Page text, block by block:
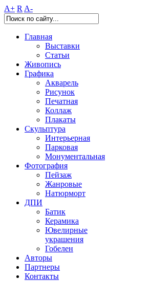
A+ R A-
Главная
Выставки
Статьи
Живопись
Графика
Акварель
Рисунок
Печатная
Коллаж
Плакаты
Скульптура
Интерьерная
Парковая
Монументальная
Фотография
Пейзаж
Жанровые
Натюрморт
ДПИ
Батик
Керамика
Ювелирные
украшения
Гобелен
Авторы
Партнеры
Контакты